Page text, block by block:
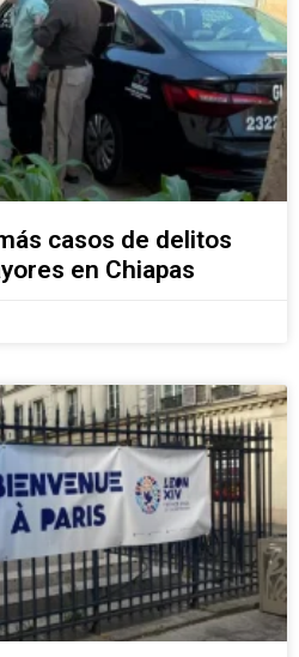
casos de delitos
en Chiapas